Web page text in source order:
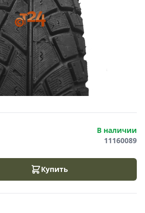
В наличии
11160089
Купить